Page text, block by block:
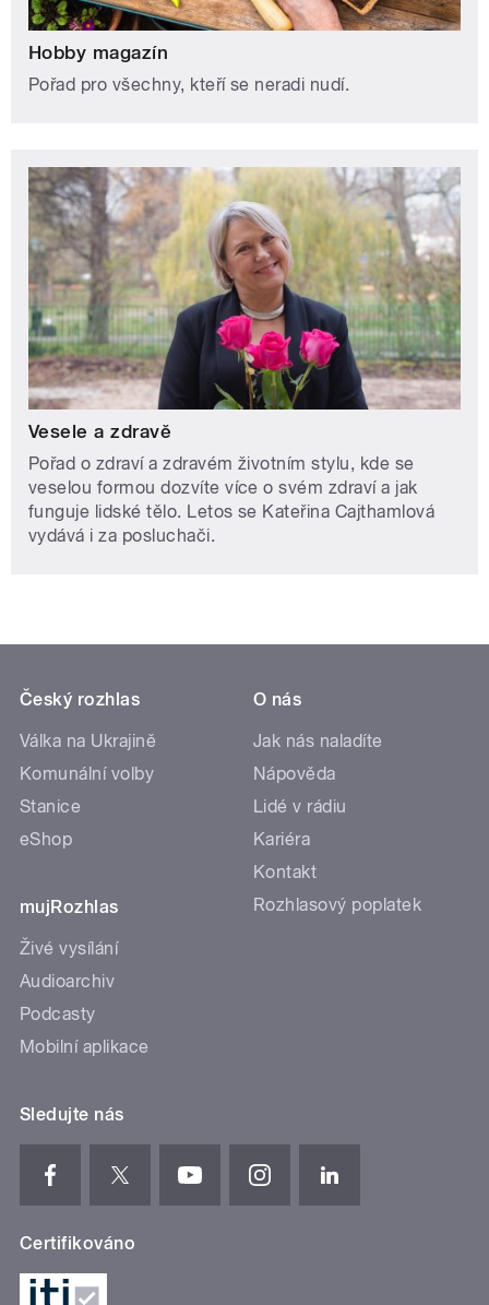
Hobby magazín
Pořad pro všechny, kteří se neradi nudí.
Vesele a zdravě
Pořad o zdraví a zdravém životním stylu, kde se
veselou formou dozvíte více o svém zdraví a jak
funguje lidské tělo. Letos se Kateřina Cajthamlová
vydává i za posluchači.
Český rozhlas
Válka na Ukrajině
Komunální volby
Stanice
eShop
mujRozhlas
Živé vysílání
Audioarchiv
Podcasty
Mobilní aplikace
O nás
Jak nás naladíte
Nápověda
Lidé v rádiu
Kariéra
Kontakt
Rozhlasový poplatek
Sledujte nás
Certifikováno